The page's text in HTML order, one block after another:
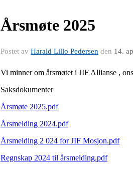
Årsmøte 2025
Postet av Harald Lillo Pedersen den 14.
Vi minner om årsmøtet i JIF Allianse ,
Saksdokumenter
Årsmøte 2025.pdf
Årsmelding 2024.pdf
Årsmelding 2 024 for JIF Mosjon.pdf
Regnskap 2024 til årsmelding.pdf